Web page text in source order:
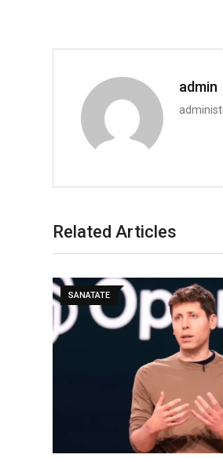
admin
Related Articles
SANATATE